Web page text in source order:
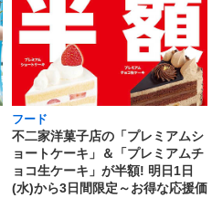
フード
不二家洋菓子店の「プレミアムシ
ョートケーキ」＆「プレミアムチ
ョコ生ケーキ」が半額! 明日1日
(水)から3日間限定～お得な応援価